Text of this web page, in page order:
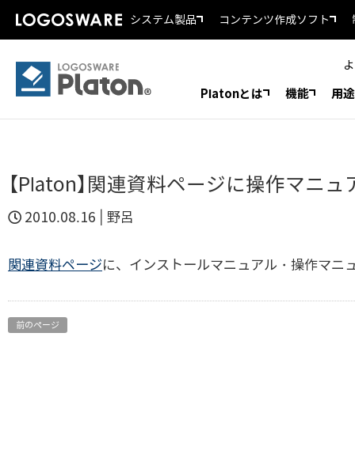
システム製品 コンテンツ作成ソフト
Platonとは 機能 用
【Platon】関連資料ページに操作マニ
2010.08.16 | 野呂
関連資料ページに、インストールマニュアル・操作マニ
前のページ